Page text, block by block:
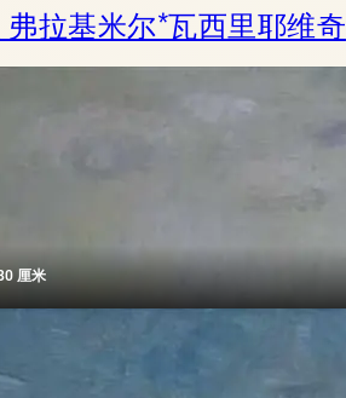
拉基米尔*瓦西里耶维奇
厘米